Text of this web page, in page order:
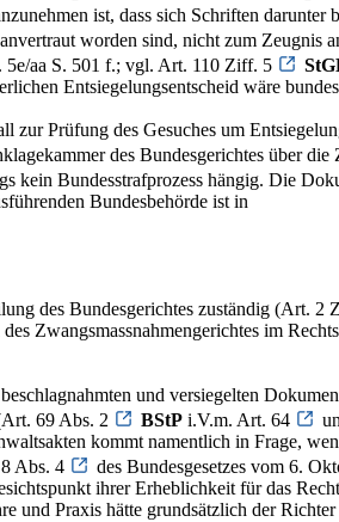
ist, dass sich Schriften
worden sind, nicht zum Zeugnis
5e/aa S. 501 f.; vgl. Art. 110 Ziff. 5
Entsiegelungsentscheid wäre
Prüfung des Gesuches um
des Bundesgerichtes über
kein Bundesstrafprozess hängig. Die
Bundesbehörde ist in
des Bundesgerichtes zuständig (Art.
Zwangsmassnahmengerichtes im
und versiegelten
69 Abs. 2
BStP i.V.m. Art. 64
kommt namentlich in Frage,
Abs. 4 des Bundesgesetzes vom 6.
ihrer Erheblichkeit für das
und Praxis hätte grundsätzlich der